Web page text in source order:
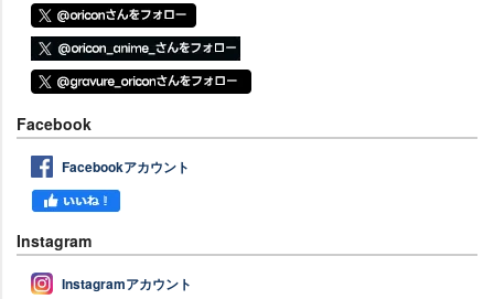
Facebook
Facebookアカウント
Instagram
Instagramアカウント